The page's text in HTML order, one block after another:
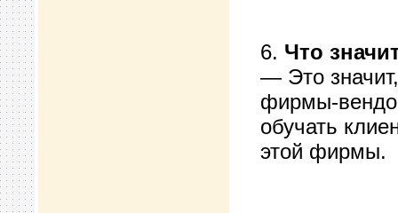
6. Что
— Это
фирмы-
обучать
этой фирмы.